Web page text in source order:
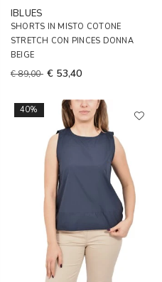
IBLUES
SHORTS IN MISTO COTONE
STRETCH CON PINCES DONNA
BEIGE
€ 89,00 € 53,40
40%